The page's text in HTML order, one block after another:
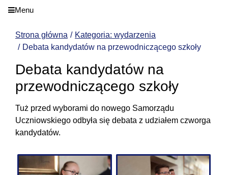
Menu
Strona główna
Kategoria: wydarzenia
Debata kandydatów na przewodniczącego szkoły
Debata kandydatów na
przewodniczącego szkoły
Tuż przed wyborami do nowego Samorządu
Uczniowskiego odbyła się debata z udziałem czworga
kandydatów.